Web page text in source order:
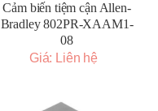
Cảm biến tiệm cận Allen-
Bradley 802PR-XAAM1-
08
Giá: Liên hệ